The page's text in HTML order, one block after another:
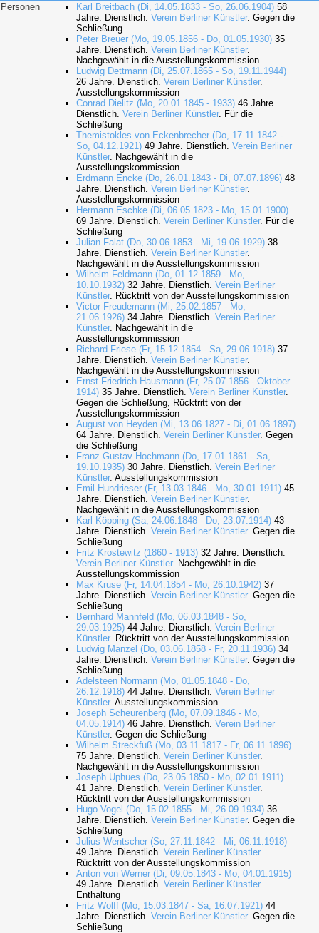
Personen Karl Breitbach (Di, 14.05.1833 - So, 26.06.1904) 58
Jahre. Dienstlich.Verein Berliner Künstler. Gegen die
Schließung
Peter Breuer (Mo, 19.05.1856 - Do, 01.05.1930) 35
Jahre. Dienstlich.Verein Berliner Künstler.
Nachgewählt in die Ausstellungskommission
Ludwig Dettmann (Di, 25.07.1865 - So, 19.11.1944)
26 Jahre. Dienstlich.Verein Berliner Künstler.
Ausstellungskommission
Conrad Dielitz (Mo, 20.01.1845 - 1933) 46 Jahre.
Dienstlich.Verein Berliner Künstler. Für die
Schließung
Themistokles von Eckenbrecher (Do, 17.11.1842 -
So, 04.12.1921) 49 Jahre. Dienstlich.Verein Berliner
Künstler. Nachgewählt in die
Ausstellungskommission
Erdmann Encke (Do, 26.01.1843 - Di, 07.07.1896) 48
Jahre. Dienstlich.Verein Berliner Künstler.
Ausstellungskommission
Hermann Eschke (Di, 06.05.1823 - Mo, 15.01.1900)
69 Jahre. Dienstlich.Verein Berliner Künstler. Für die
Schließung
Julian Falat (Do, 30.06.1853 - Mi, 19.06.1929) 38
Jahre. Dienstlich.Verein Berliner Künstler.
Nachgewählt in die Ausstellungskommission
Wilhelm Feldmann (Do, 01.12.1859 - Mo,
10.10.1932) 32 Jahre. Dienstlich.Verein Berliner
Künstler. Rücktritt von der Ausstellungskommission
Victor Freudemann (Mi, 25.02.1857 - Mo,
21.06.1926) 34 Jahre. Dienstlich.Verein Berliner
Künstler. Nachgewählt in die
Ausstellungskommission
Richard Friese (Fr, 15.12.1854 - Sa, 29.06.1918) 37
Jahre. Dienstlich.Verein Berliner Künstler.
Nachgewählt in die Ausstellungskommission
Ernst Friedrich Hausmann (Fr, 25.07.1856 - Oktober
1914) 35 Jahre. Dienstlich.Verein Berliner Künstler.
Gegen die Schließung, Rücktritt von der
Ausstellungskommission
August von Heyden (Mi, 13.06.1827 - Di, 01.06.1897)
64 Jahre. Dienstlich.Verein Berliner Künstler. Gegen
die Schließung
Franz Gustav Hochmann (Do, 17.01.1861 - Sa,
19.10.1935) 30 Jahre. Dienstlich.Verein Berliner
Künstler. Ausstellungskommission
Emil Hundrieser (Fr, 13.03.1846 - Mo, 30.01.1911) 45
Jahre. Dienstlich.Verein Berliner Künstler.
Nachgewählt in die Ausstellungskommission
Karl Köpping (Sa, 24.06.1848 - Do, 23.07.1914) 43
Jahre. Dienstlich.Verein Berliner Künstler. Gegen die
Schließung
Fritz Krostewitz (1860 - 1913) 32 Jahre. Dienstlich.
Verein Berliner Künstler. Nachgewählt in die
Ausstellungskommission
Max Kruse (Fr, 14.04.1854 - Mo, 26.10.1942) 37
Jahre. Dienstlich.Verein Berliner Künstler. Gegen die
Schließung
Bernhard Mannfeld (Mo, 06.03.1848 - So,
29.03.1925) 44 Jahre. Dienstlich.Verein Berliner
Künstler. Rücktritt von der Ausstellungskommission
Ludwig Manzel (Do, 03.06.1858 - Fr, 20.11.1936) 34
Jahre. Dienstlich.Verein Berliner Künstler. Gegen die
Schließung
Adelsteen Normann (Mo, 01.05.1848 - Do,
26.12.1918) 44 Jahre. Dienstlich.Verein Berliner
Künstler. Ausstellungskommission
Joseph Scheurenberg (Mo, 07.09.1846 - Mo,
04.05.1914) 46 Jahre. Dienstlich.Verein Berliner
Künstler. Gegen die Schließung
Wilhelm Streckfuß (Mo, 03.11.1817 - Fr, 06.11.1896)
75 Jahre. Dienstlich.Verein Berliner Künstler.
Nachgewählt in die Ausstellungskommission
Joseph Uphues (Do, 23.05.1850 - Mo, 02.01.1911)
41 Jahre. Dienstlich.Verein Berliner Künstler.
Rücktritt von der Ausstellungskommission
Hugo Vogel (Do, 15.02.1855 - Mi, 26.09.1934) 36
Jahre. Dienstlich.Verein Berliner Künstler. Gegen die
Schließung
Julius Wentscher (So, 27.11.1842 - Mi, 06.11.1918)
49 Jahre. Dienstlich.Verein Berliner Künstler.
Rücktritt von der Ausstellungskommission
Anton von Werner (Di, 09.05.1843 - Mo, 04.01.1915)
49 Jahre. Dienstlich.Verein Berliner Künstler.
Enthaltung
Fritz Wolff (Mo, 15.03.1847 - Sa, 16.07.1921) 44
Jahre. Dienstlich.Verein Berliner Künstler. Gegen die
Schließung